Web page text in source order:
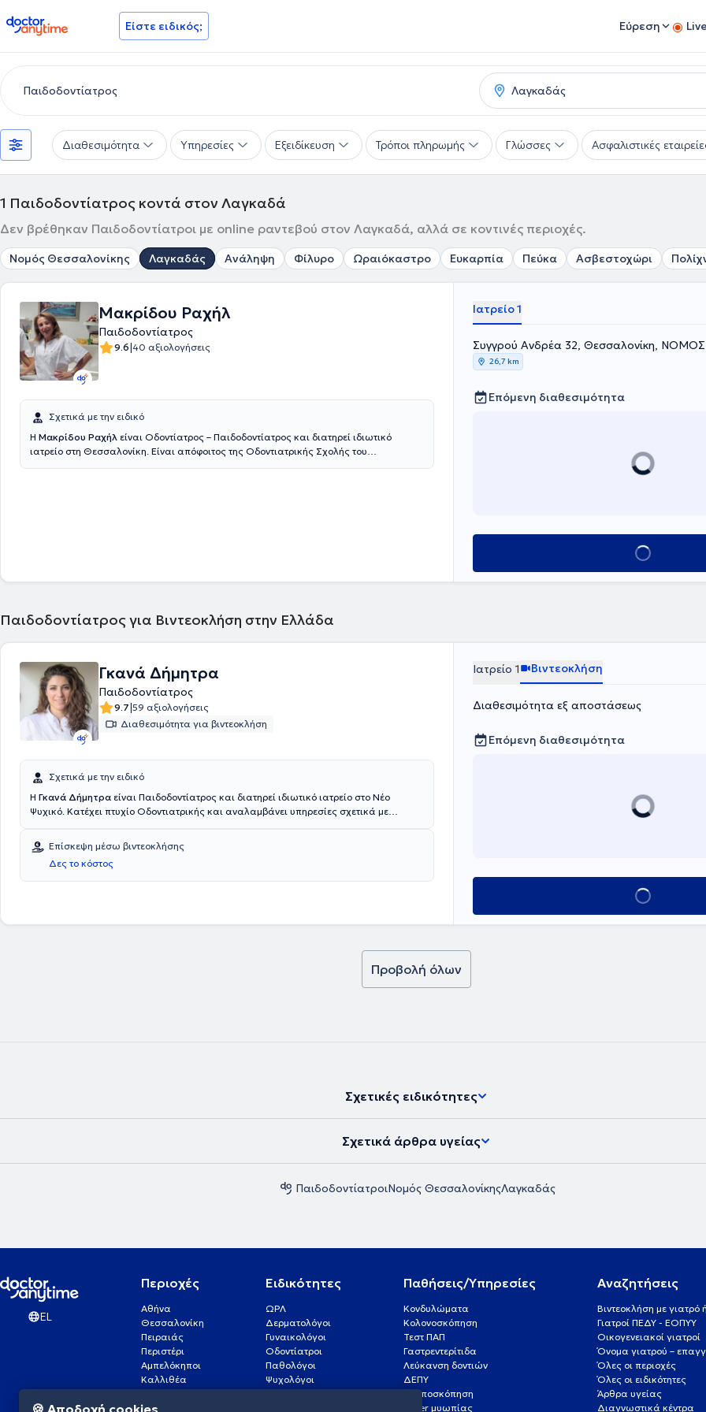
doctoranytime Είστε ειδικός; Εύρεση
Διαθεσιμότητα Υπηρεσίες Εξειδίκευση Τρόποι πληρωμής Γλώσσες Ασφαλιστικές
1 Παιδοδοντίατρος κοντά στον Λαγκαδά
Δεν βρέθηκαν Παιδοδοντίατροι με online ραντεβού στον Λαγκαδά, αλλά σε κοντινές περιοχές.
Νομός Θεσσαλονίκης Λαγκαδάς Ανάληψη Φίλυρο Ωραιόκαστρο Ευκαρπία Πεύκα Ασβεστοχώρι
Μακρίδου Ραχήλ
Παιδοδοντίατρος
9.6|40 αξιολογήσεις
Σχετικά με την ειδικό
Η Μακρίδου Ραχήλ είναι Οδοντίατρος – Παιδοδοντίατρος και διατηρεί ιδιωτικό
ιατρείο στη Θεσσαλονίκη. Είναι απόφοιτος της Οδοντιατρικής Σχολής του
Ιατρείο 1
Συγγρού Ανδρέα 32, Θεσσαλονίκη,
26,7 km
Επόμενη διαθεσιμότητα
Κλείσε ραντεβού
Παιδοδοντίατρος για Βιντεοκλήση στην Ελλάδα
Γκανά Δήμητρα
Παιδοδοντίατρος
9.7|59 αξιολογήσεις
Διαθεσιμότητα για βιντεοκλήση
Σχετικά με την ειδικό
Η Γκανά Δήμητρα είναι Παιδοδοντίατρος και διατηρεί ιδιωτικό ιατρείο στο Νέο
Ψυχικό. Κατέχει πτυχίο Οδοντιατρικής και αναλαμβάνει υπηρεσίες σχετικά με
λεύκανση, ορθοδοντική, παιδοδοντία και προληπτική οδοντιατρική. Ο χώρος του
ιατρείου είναι πλήρως εξοπλισμένος, ενώ είναι καθαρός και φιλόξενος τόσο για τους
μεγάλους, όσο και για τους μικρούς ασθενείς.
Επίσκεψη μέσω βιντεοκλήσης
Δες το κόστος
Ιατρείο 1 Βιντεοκλήση
Διαθεσιμότητα εξ αποστάσεως
Επόμενη διαθεσιμότητα
Κλείσε ραντεβού
Προβολή όλων
Σχετικές ειδικότητες
Σχετικά άρθρα υγείας
ΠαιδοδοντίατροιΝομός ΘεσσαλονίκηςΛαγκαδάς
EL
Περιοχές
Αθήνα
Θεσσαλονίκη
Πειραιάς
Περιστέρι
Αμπελόκηποι
Καλλιθέα
Πάτρα
Γλυφάδα
Ειδικότητες
ΩΡΛ
Δερματολόγοι
Γυναικολόγοι
Οδοντίατροι
Παθολόγοι
Ψυχολόγοι
Οφθαλμίατροι
Παθήσεις/Υπηρεσίες
Κονδυλώματα
Κολονοσκόπηση
Τεστ ΠΑΠ
Γαστρεντερίτιδα
Λεύκανση δοντιών
ΔΕΠΥ
Κολποσκόπηση
Laser μυωπίας
Αναζητήσεις
Βιντεοκλήση με
Γιατροί ΠΕΔΥ - ΕΟΠΥΥ
Οικογενειακοί γιατροί
Όνομα γιατρού –
Όλες οι περιοχές
Όλες οι ειδικότητες
Άρθρα υγείας
Διαγνωστικά κέντρα
🍪 Αποδοχή cookies